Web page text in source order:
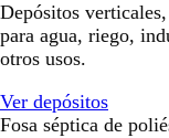
Depósitos
para agua, riego,
otros usos.
Ver depósitos
Fosa séptica de